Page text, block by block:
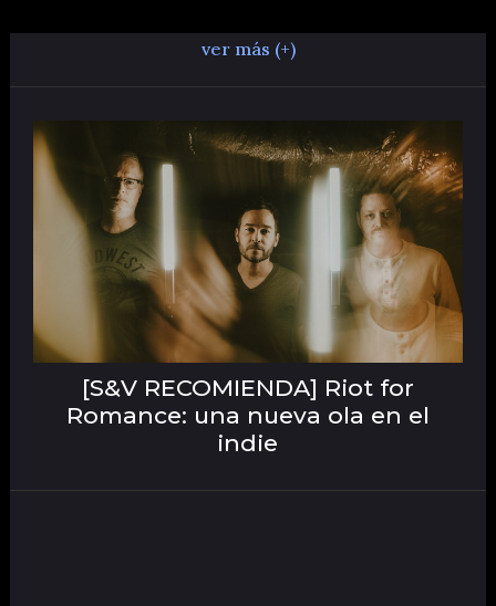
ver más (+)
[S&V RECOMIENDA] Riot for
Romance: una nueva ola en el
indie